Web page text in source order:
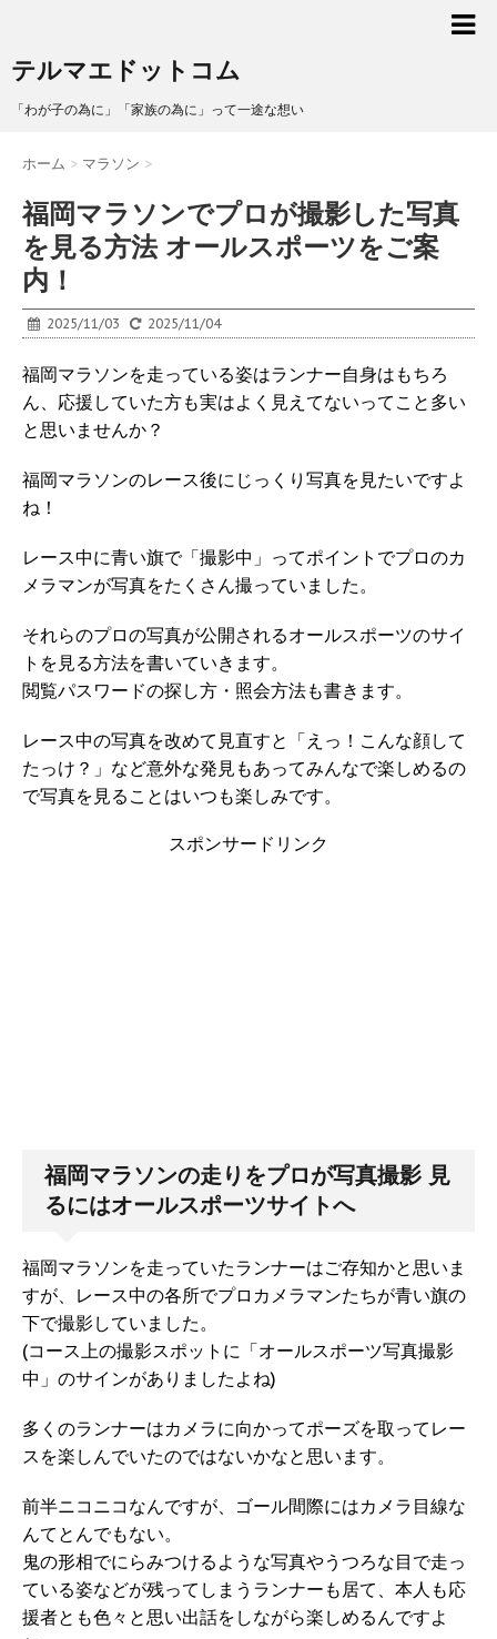
テルマエドットコム
「わが子の為に」「家族の為に」って一途な想い
ホーム > マラソン >
福岡マラソンでプロが撮影した写真
を見る方法 オールスポーツをご案
内！
2025/11/03 2025/11/04
福岡マラソンを走っている姿はランナー自身はもちろ
ん、応援していた方も実はよく見えてないってこと多い
と思いませんか？
福岡マラソンのレース後にじっくり写真を見たいですよ
ね！
レース中に青い旗で「撮影中」ってポイントでプロのカ
メラマンが写真をたくさん撮っていました。
それらのプロの写真が公開されるオールスポーツのサイ
トを見る方法を書いていきます。
閲覧パスワードの探し方・照会方法も書きます。
レース中の写真を改めて見直すと「えっ！こんな顔して
たっけ？」など意外な発見もあってみんなで楽しめるの
で写真を見ることはいつも楽しみです。
スポンサードリンク
福岡マラソンの走りをプロが写真撮影 見
るにはオールスポーツサイトへ
福岡マラソンを走っていたランナーはご存知かと思いま
すが、レース中の各所でプロカメラマンたちが青い旗の
下で撮影していました。
(コース上の撮影スポットに「オールスポーツ写真撮影
中」のサインがありましたよね)
多くのランナーはカメラに向かってポーズを取ってレー
スを楽しんでいたのではないかなと思います。
前半ニコニコなんですが、ゴール間際にはカメラ目線な
んてとんでもない。
鬼の形相でにらみつけるような写真やうつろな目で走っ
ている姿などが残ってしまうランナーも居て、本人も応
援者とも色々と思い出話をしながら楽しめるんですよ